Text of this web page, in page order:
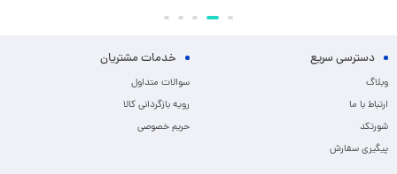
دسترسی سریع
وبلاگ
ارتباط با ما
شورتکد
پیگیری سفارش
خدمات مشتریان
سوالات متداول
رویه بازگردانی کالا
حریم خصوصی